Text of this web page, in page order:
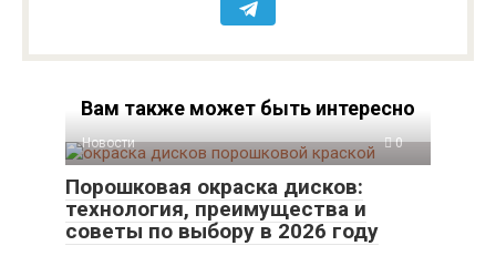
Вам также может быть интересно
Новости 0
Порошковая окраска дисков:
технология, преимущества и
советы по выбору в 2026 году